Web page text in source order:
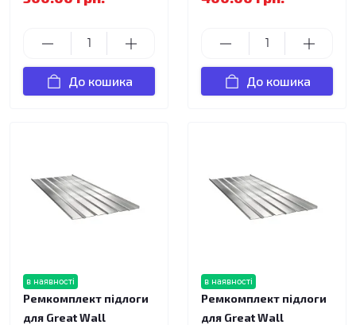
До кошика До кошика
в наявності
Ремкомплект підлоги
для Great Wall
в наявності
Ремкомплект підлоги
для Great Wall